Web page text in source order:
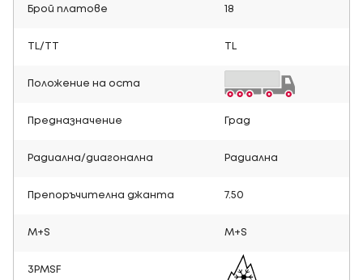
Брой платове 18
TL/TT
Положение на оста
Предназначение Град
Радиална/диагонална Радиална
Препоръчителна джанта 7.50
M+S M+S
3PMSF